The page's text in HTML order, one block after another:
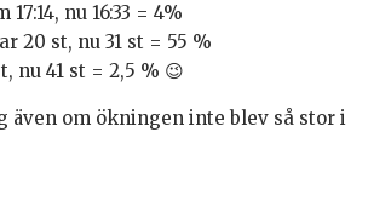
nu 16:33 = 4%
20 st, nu 31 st = 55 %
nu 41 st = 2,5 % 😉
även om ökningen inte blev så stor i